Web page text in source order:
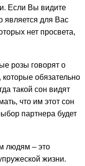
Если Вы видите
является для Вас
нет просвета,
розы говорят о
обязательно
такой сон видят
что им этот сон
партнера будет
людям – это
жизни.